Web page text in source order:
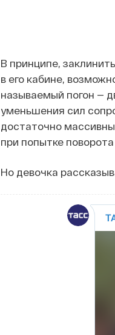
В принципе,
в его кабине,
называемый погон —
уменьшения сил
достаточно
при попытке
Но девочка